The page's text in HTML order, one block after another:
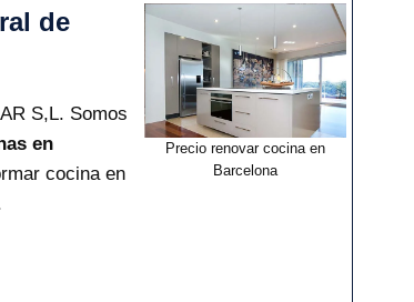
de
S,L. Somos
en
cocina en
Precio renovar cocina en
Barcelona